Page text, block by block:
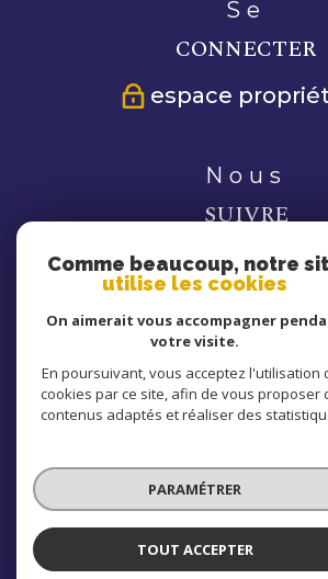
se
CONNECTER
espace
nous
SUIVRE
nous
ADHÉRONS
© 2026 | Tous droits réservés | Traduction
Nos honoraires
Plan du site Mentions légales
Politique RGPD
Comme beaucoup, notre
utilise les cookies
On aimerait vous accompagner
votre visite.
En poursuivant, vous acceptez l'utilisation
cookies par ce site, afin de vous proposer
contenus adaptés et réaliser des
PARAMÉTRER
TOUT ACCEPTER